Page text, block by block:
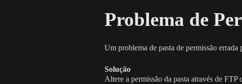
Problema de
Um problema de pasta de permissão
Solução
Altere a permissão da pasta através de